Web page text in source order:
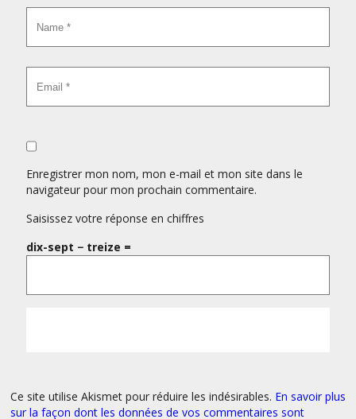
Enregistrer mon nom, mon e-mail et mon site dans le
navigateur pour mon prochain commentaire.
Saisissez votre réponse en chiffres
dix-sept − treize =
Ce site utilise Akismet pour réduire les indésirables. En savoir plus
sur la façon dont les données de vos commentaires sont